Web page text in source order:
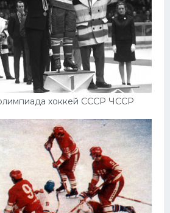
хоккей СССР ЧССР